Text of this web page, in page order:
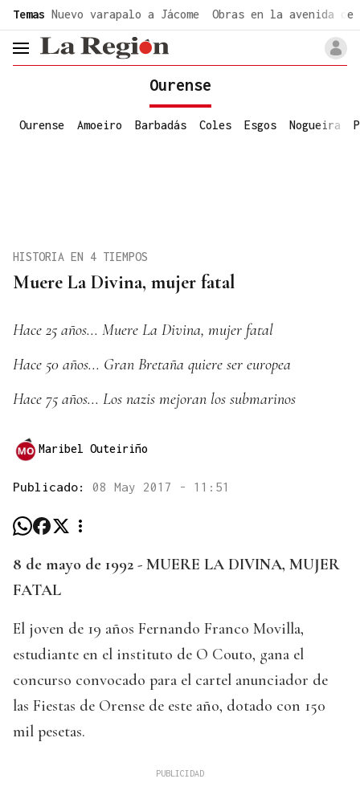
Temas Nuevo varapalo a Jácome Obras en la avenida de
header.menu.open
Ourense
Ourense Amoeiro Barbadás Coles Esgos Nogueira
Muere La Divina, mujer fatal
HISTORIA EN 4 TIEMPOS
Hace 25 años... Muere La Divina, mujer fatal
Hace 50 años... Gran Bretaña quiere ser europea
Hace 75 años... Los nazis mejoran los submarinos
Maribel Outeiriño
Publicado: 08 May 2017 - 11:51
8 de mayo de 1992 - MUERE LA DIVINA, MUJER
FATAL
El joven de 19 años Fernando Franco Movilla,
estudiante en el instituto de O Couto, gana el
concurso convocado para el cartel anunciador de
las Fiestas de Orense de este año, dotado con 150
mil pesetas.